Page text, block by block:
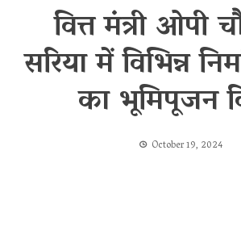
वित्त मंत्री ओपी
सरिया में विभिन्न
का भूमिपूजन
October 19, 2024